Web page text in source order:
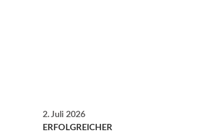
2. Juli 2026
ERFOLGREICHER